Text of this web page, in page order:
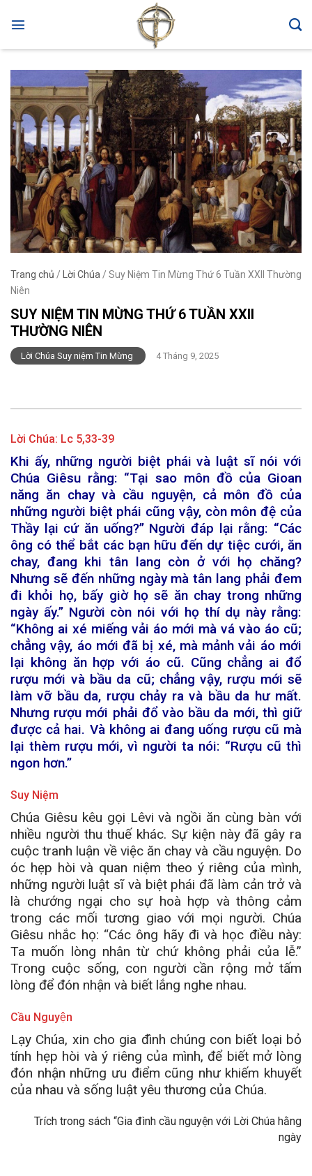
Trang chủ / Lời Chúa / Suy Niệm Tin Mừng Thứ 6 Tuần XXII Thường
Niên
SUY NIỆM TIN MỪNG THỨ 6 TUẦN XXII
THƯỜNG NIÊN
Lời Chúa Suy niệm Tin Mừng 4 Tháng 9, 2025
Lời Chúa: Lc 5,33-39
Khi ấy, những người biệt phái và luật sĩ nói với
Chúa Giêsu rằng: “Tại sao môn đồ của Gioan
năng ăn chay và cầu nguyện, cả môn đồ của
những người biệt phái cũng vậy, còn môn đệ của
Thầy lại cứ ăn uống?” Người đáp lại rằng: “Các
ông có thể bắt các bạn hữu đến dự tiệc cưới, ăn
chay, đang khi tân lang còn ở với họ chăng?
Nhưng sẽ đến những ngày mà tân lang phải đem
đi khỏi họ, bấy giờ họ sẽ ăn chay trong những
ngày ấy.” Người còn nói với họ thí dụ này rằng:
“Không ai xé miếng vải áo mới mà vá vào áo cũ;
chẳng vậy, áo mới đã bị xé, mà mảnh vải áo mới
lại không ăn hợp với áo cũ. Cũng chẳng ai đổ
rượu mới và bầu da cũ; chẳng vậy, rượu mới sẽ
làm vỡ bầu da, rượu chảy ra và bầu da hư mất.
Nhưng rượu mới phải đổ vào bầu da mới, thì giữ
được cả hai. Và không ai đang uống rượu cũ mà
lại thèm rượu mới, vì người ta nói: “Rượu cũ thì
ngon hơn.”
Suy Niệm
Chúa Giêsu kêu gọi Lêvi và ngồi ăn cùng bàn với
nhiều người thu thuế khác. Sự kiện này đã gây ra
cuộc tranh luận về việc ăn chay và cầu nguyện. Do
óc hẹp hòi và quan niệm theo ý riêng của mình,
những người luật sĩ và biệt phái đã làm cản trở và
là chướng ngại cho sự hoà hợp và thông cảm
trong các mối tương giao với mọi người. Chúa
Giêsu nhắc họ: “Các ông hãy đi và học điều này:
Ta muốn lòng nhân từ chứ không phải của lễ.”
Trong cuộc sống, con người cần rộng mở tấm
lòng để đón nhận và biết lắng nghe nhau.
Cầu Nguyện
Lạy Chúa, xin cho gia đình chúng con biết loại bỏ
tính hẹp hòi và ý riêng của mình, để biết mở lòng
đón nhận những ưu điểm cũng như khiếm khuyết
của nhau và sống luật yêu thương của Chúa.
Trích trong sách “Gia đình cầu nguyện với Lời Chúa hằng
ngày